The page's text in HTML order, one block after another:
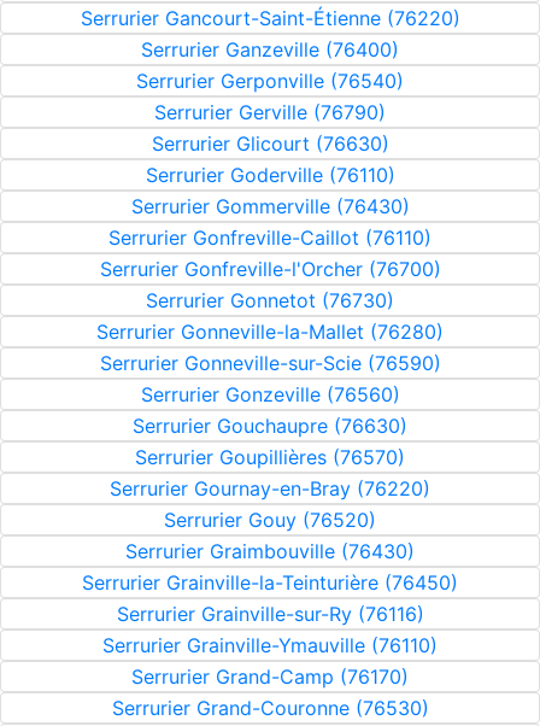
Serrurier Gancourt-Saint-Étienne (76220)
Serrurier Ganzeville (76400)
Serrurier Gerponville (76540)
Serrurier Gerville (76790)
Serrurier Glicourt (76630)
Serrurier Goderville (76110)
Serrurier Gommerville (76430)
Serrurier Gonfreville-Caillot (76110)
Serrurier Gonfreville-l'Orcher (76700)
Serrurier Gonnetot (76730)
Serrurier Gonneville-la-Mallet (76280)
Serrurier Gonneville-sur-Scie (76590)
Serrurier Gonzeville (76560)
Serrurier Gouchaupre (76630)
Serrurier Goupillières (76570)
Serrurier Gournay-en-Bray (76220)
Serrurier Gouy (76520)
Serrurier Graimbouville (76430)
Serrurier Grainville-la-Teinturière (76450)
Serrurier Grainville-sur-Ry (76116)
Serrurier Grainville-Ymauville (76110)
Serrurier Grand-Camp (76170)
Serrurier Grand-Couronne (76530)